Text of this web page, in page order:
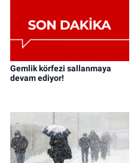
Gemlik körfezi sallanmaya
devam ediyor!